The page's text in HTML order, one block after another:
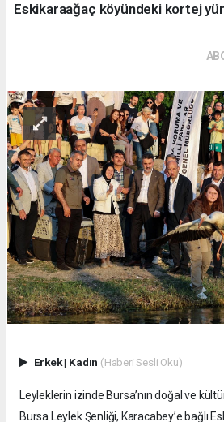
Eskikaraağaç köyündeki kortej
Erkek| Kadın (Haberi Sesli Oku)
Leyleklerin izinde Bursa’nın doğal ve
Bursa Leylek Şenliği, Karacabey’e bağlı